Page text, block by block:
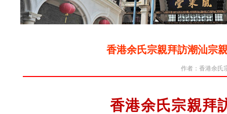
香港余氏宗親拜訪潮汕宗
作者：香港余氏
香港余氏宗親拜